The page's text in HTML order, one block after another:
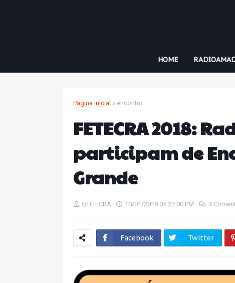
HOME
Página inicial encontro
FETECRA 2018:
participam de
Grande
QTC ECRA 10/01/2018 05:22:00 PM 3
Facebook Twitter